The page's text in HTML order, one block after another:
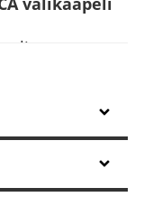
-
sointi ja